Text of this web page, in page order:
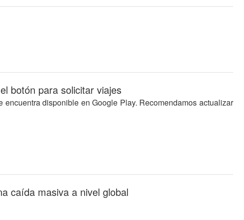
botón para solicitar viajes
disponible en Google Play. Recomendamos actualizar
caída masiva a nivel global